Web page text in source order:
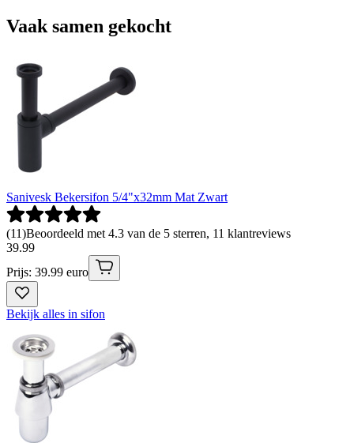
Vaak samen gekocht
Sanivesk Bekersifon 5/4"x32mm Mat Zwart
(11)Beoordeeld met 4.3 van de 5 sterren, 11 klantreviews
39.99
Prijs: 39.99 euro
Bekijk alles in sifon